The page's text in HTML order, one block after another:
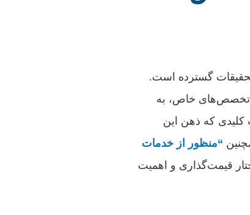
گسترده است.
تخصص‌های خاص، به
کلیدی که ذهن این
“منظور از خدمات
قیمت‌گذاری و اهمیت